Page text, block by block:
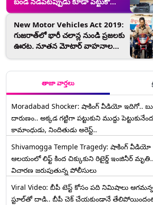
నాన్న, ట్రాఫిక్ రూల్స్ గురించి సరికొత్తగా
ప్రచారం చేస్తున్న సైబరాబాద్ పోలీసులు
New Motor Vehicles Act 2019:
గుజరాత్‌లో భారీ చలాన్ల నుండి ప్రజలకు
ఊరట. నూతన మోటార్ వాహనాల
ఎక్కువగా బాధపెడుతున్న కేంద్ర ప్రభుత్వ
తాజా వార్తలు
Moradabad Shocker: షాకింగ్ వీడియో ఇదిగో..
దారుణం.. అక్కడ గట్టిగా పట్టుకుని ముద్దు
కామాంధుడు, నిందితుడు అరెస్ట్..
Shivamogga Temple Tragedy: షాకింగ్
ఆలయంలో లిఫ్ట్ కింద చిక్కుకుని రిటైర్డ్ ఇంజినీర్
విచారణ జరుపుతున్న పోలీసులు
Viral Video: బీపీ టెస్ట్‌ కోసం పది నిమిషాలు
స్టూల్‌తో దాడి.. బీపీ చెక్ చేయకుండానే